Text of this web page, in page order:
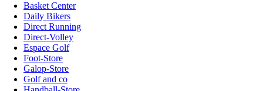
Basket Center
Daily Bikers
Direct Running
Direct-Volley
Espace Golf
Foot-Store
Galop-Store
Golf and co